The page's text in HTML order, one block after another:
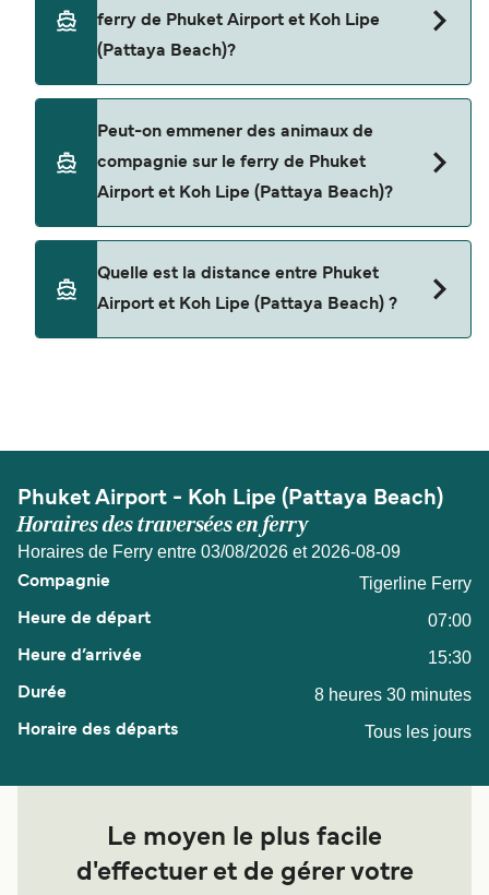
Beach) avec
ferry de Phuket Airport et Koh Lipe
(Pattaya Beach)?
ferry entre Phuket Airport et Koh Lipe (Pattaya
Beach).
Peut-on emmener des animaux de
compagnie sur le ferry de Phuket
Airport et Koh Lipe (Pattaya Beach)?
pas autorisés à bord pour les traversées entre
Phuket Airport et Koh Lipe (Pattaya Beach).
Quelle est la distance entre Phuket
Airport et Koh Lipe (Pattaya Beach) ?
Phuket Airport - Koh Lipe (Pattaya Beach)
Horaires des traversées en ferry
Horaires de Ferry entre 03/08/2026 et 2026-08-09
Tigerline Ferry
07:00
15:30
8 heures 30 minutes
Tous les jours
Le moyen le plus facile
d'effectuer et de gérer votre